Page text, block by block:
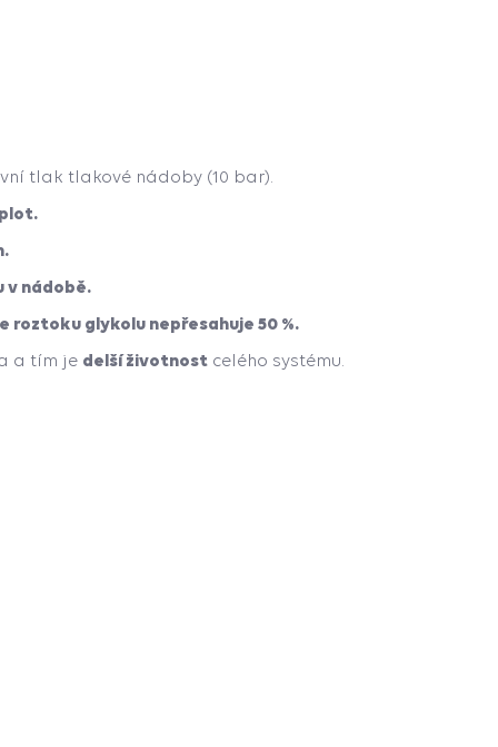
tlak tlakové nádoby (10 bar).
v nádobě.
roztoku glykolu nepřesahuje 50 %.
a tím je delší životnost celého systému.